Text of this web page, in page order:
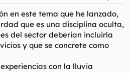
en este tema que he lanzado,
que es una disciplina oculta,
del sector deberian incluirla
y que se concrete como
con la lluvia